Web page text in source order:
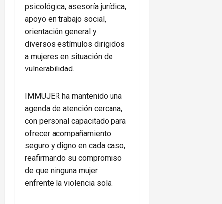
psicológica, asesoría jurídica,
apoyo en trabajo social,
orientación general y
diversos estímulos dirigidos
a mujeres en situación de
vulnerabilidad.
IMMUJER ha mantenido una
agenda de atención cercana,
con personal capacitado para
ofrecer acompañamiento
seguro y digno en cada caso,
reafirmando su compromiso
de que ninguna mujer
enfrente la violencia sola.